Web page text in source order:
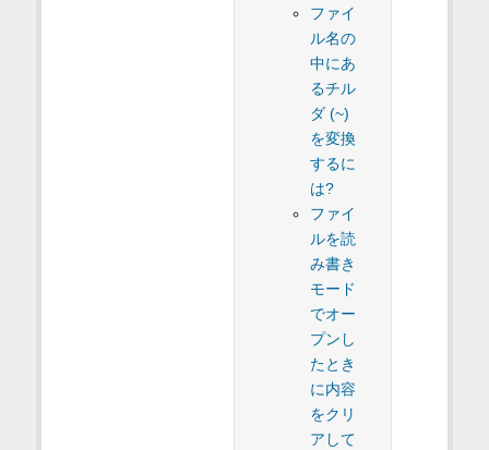
ファイ
ル名の
中にあ
るチル
ダ (~)
を変換
するに
は?
ファイ
ルを読
み書き
モード
でオー
プンし
たとき
に内容
をクリ
アして